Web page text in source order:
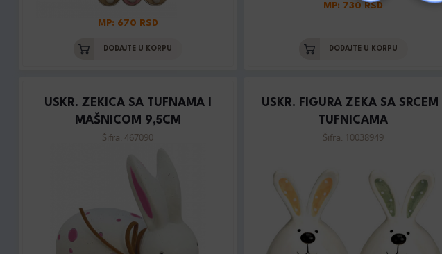
MP: 670 RSD
DODAJTE U KORPU
MP: 730 RSD
DODAJTE U KORPU
USKR. ZEKICA SA TUFNAMA I
MAŠNICOM 9,5CM
Šifra: 467090
USKR. FIGURA ZEKA SA SRCEM I
TUFNICAMA
Šifra: 10038949